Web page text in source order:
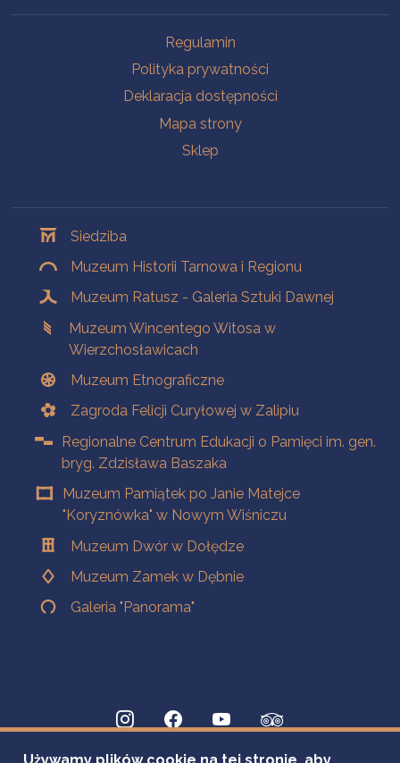
Regulamin
Polityka prywatności
Deklaracja dostępności
Mapa strony
Sklep
Siedziba
Muzeum Historii Tarnowa i Regionu
Muzeum Ratusz - Galeria Sztuki Dawnej
Muzeum Wincentego Witosa w
Wierzchosławicach
Muzeum Etnograficzne
Zagroda Felicji Curyłowej w Zalipiu
Regionalne Centrum Edukacji o Pamięci im. gen.
bryg. Zdzisława Baszaka
Muzeum Pamiątek po Janie Matejce
"Koryznówka" w Nowym Wiśniczu
Muzeum Dwór w Dołędze
Muzeum Zamek w Dębnie
Galeria "Panorama"